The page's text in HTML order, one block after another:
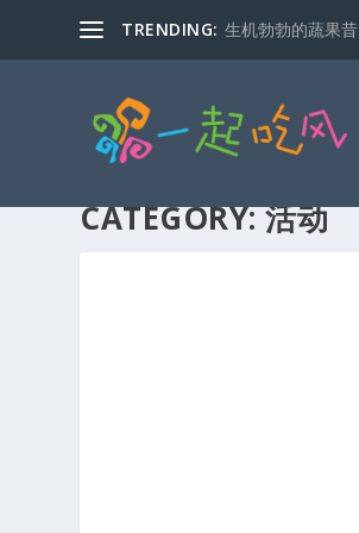
TRENDING: 生机勃勃的蔬果昔
CATEGORY:活动